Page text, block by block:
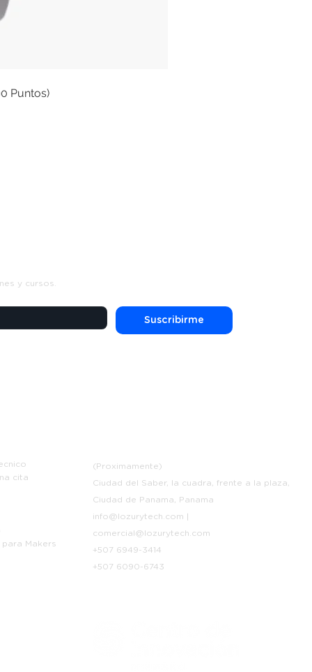
Puntos)
y cursos.
Suscribirme
cita
Makers
(Proximamente)
Ciudad del Saber, la cuadra, frente a la plaza,
Ciudad de Panama, Panama
info@lozurytech.com |
comercial@lozurytech.com
+507 6949-3414
+507 6090-6743